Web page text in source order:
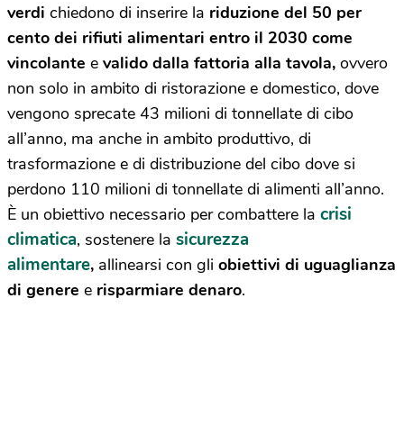
verdi chiedono di inserire la riduzione del 50 per
cento dei rifiuti alimentari entro il 2030 come
vincolante e valido dalla fattoria alla tavola, ovvero
non solo in ambito di ristorazione e domestico, dove
vengono sprecate 43 milioni di tonnellate di cibo
all’anno, ma anche in ambito produttivo, di
trasformazione e di distribuzione del cibo dove si
perdono 110 milioni di tonnellate di alimenti all’anno.
È un obiettivo necessario per combattere la crisi
climatica, sostenere la sicurezza
alimentare, allinearsi con gli obiettivi di uguaglianza
di genere e risparmiare denaro.